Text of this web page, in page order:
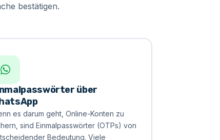
bestätigen.
über
es darum geht, Online-Konten zu
sind Einmalpasswörter (OTPs) von
Bedeutung. Viele